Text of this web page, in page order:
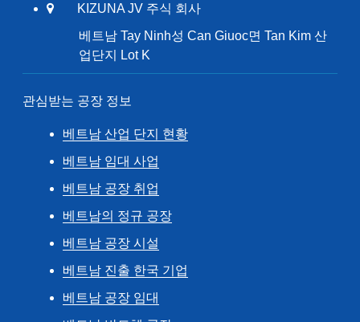
KIZUNA JV 주식 회사
베트남 Tay Ninh성 Can Giuoc면 Tan Kim 산
업단지 Lot K
관심받는 공장 정보
베트남 산업 단지 현황
베트남 임대 사업
베트남 공장 취업
베트남의 정규 공장
베트남 공장 시설
베트남 진출 한국 기업
베트남 공장 임대